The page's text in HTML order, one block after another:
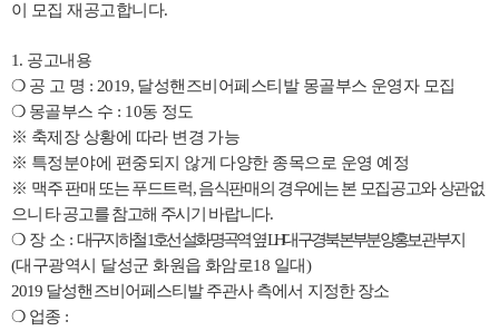
이 모집 재공고합니다.
1. 공고내용
❍ 공 고 명 : 2019, 달성핸즈비어페스티발 몽골부스 운영자 모집
❍ 몽골부스 수 : 10동 정도
※ 축제장 상황에 따라 변경 가능
※ 특정분야에 편중되지 않게 다양한 종목으로 운영 예정
※ 맥주 판매 또는 푸드트럭,음식판매의 경우에는 본 모집공고와 상관없
으니 타 공고를 참고해 주시기 바랍니다.
❍ 장 소 : 대구지하철1호선 설화명곡역 옆LH대구경북본부분양홍보관부지
(대구광역시 달성군 화원읍 화암로18 일대)
2019 달성핸즈비어페스티발 주관사 측에서 지정한 장소
❍ 업종 :